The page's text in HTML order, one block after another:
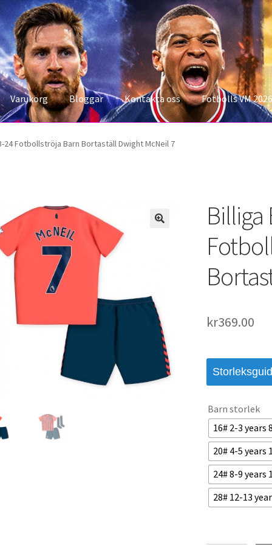
Varukorg Bloggar Kontakta oss Fotbolls VM
Storleksguiden Varukorg
24 Fotbollströja Barn Bortaställ Dwight McNeil 7
Billiga
kr369.00
Barn storlek
16# 2-3 years
20# 4-5 years
24# 8-9 years
28# 12-13